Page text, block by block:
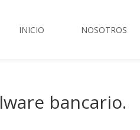
INICIO NOSOTROS
bancario.